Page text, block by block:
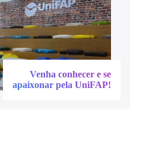
Venha conhecer e se
apaixonar pela UniFAP!